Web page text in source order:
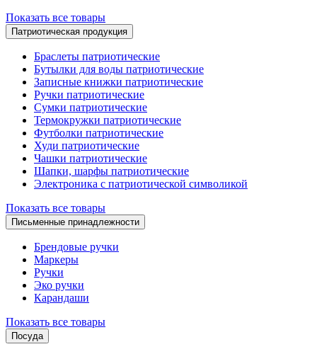
Показать все товары
Патриотическая продукция
Браслеты патриотические
Бутылки для воды патриотические
Записные книжки патриотические
Ручки патриотические
Сумки патриотические
Термокружки патриотические
Футболки патриотические
Худи патриотические
Чашки патриотические
Шапки, шарфы патриотические
Электроника с патриотической символикой
Показать все товары
Письменные принадлежности
Брендовые ручки
Маркеры
Ручки
Эко ручки
Карандаши
Показать все товары
Посуда